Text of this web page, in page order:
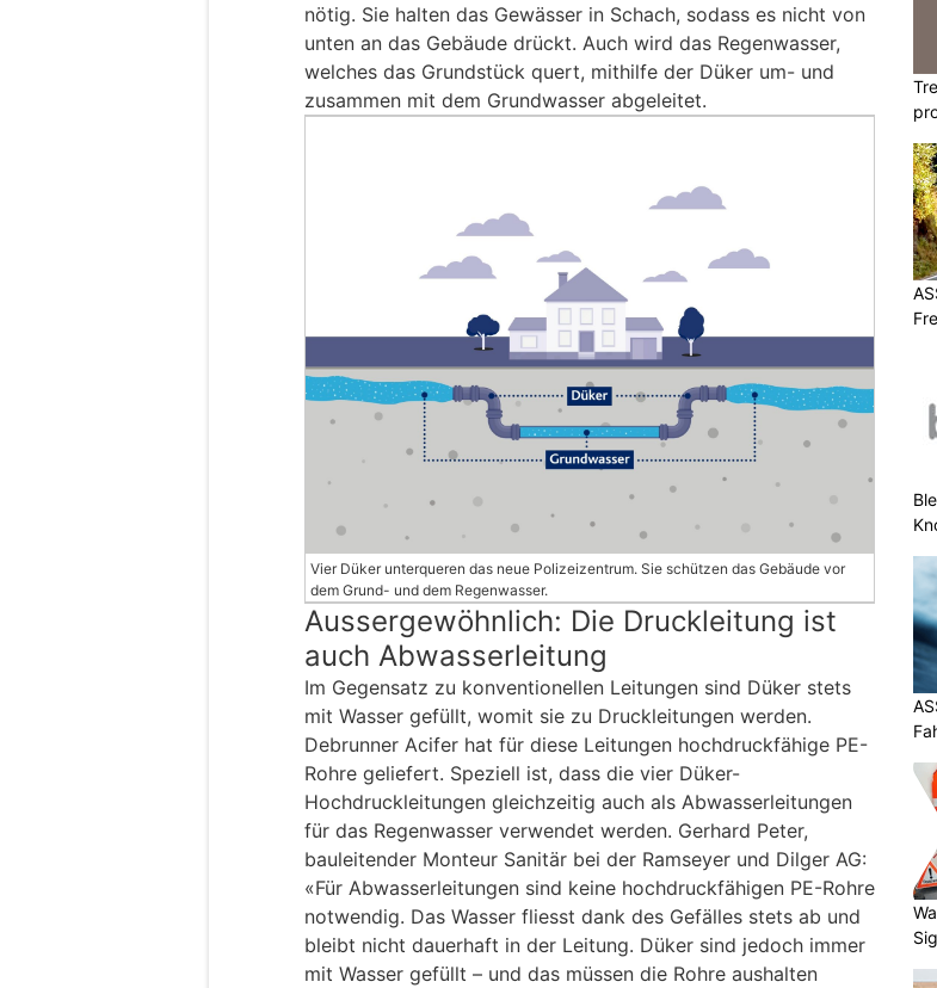
nötig. Sie halten das Gewässer in Schach, sodass es nicht von
unten an das Gebäude drückt. Auch wird das Regenwasser,
welches das Grundstück quert, mithilfe der Düker um- und
zusammen mit dem Grundwasser abgeleitet.
Vier Düker unterqueren das neue Polizeizentrum. Sie schützen das Gebäude vor
dem Grund- und dem Regenwasser.
Aussergewöhnlich: Die Druckleitung ist
auch Abwasserleitung
Im Gegensatz zu konventionellen Leitungen sind Düker stets
mit Wasser gefüllt, womit sie zu Druckleitungen werden.
Debrunner Acifer hat für diese Leitungen hochdruckfähige PE-
Rohre geliefert. Speziell ist, dass die vier Düker-
Hochdruckleitungen gleichzeitig auch als Abwasserleitungen
für das Regenwasser verwendet werden. Gerhard Peter,
bauleitender Monteur Sanitär bei der Ramseyer und Dilger AG:
«Für Abwasserleitungen sind keine hochdruckfähigen PE-Rohre
notwendig. Das Wasser fliesst dank des Gefälles stets ab und
bleibt nicht dauerhaft in der Leitung. Düker sind jedoch immer
mit Wasser gefüllt – und das müssen die Rohre aushalten